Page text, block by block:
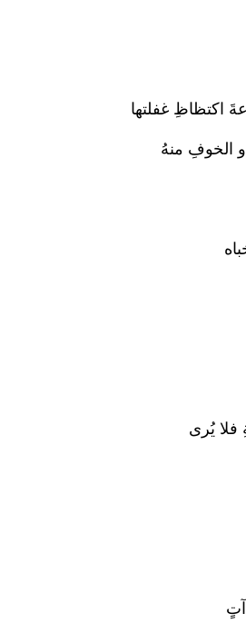
اكتظاظِ غفلتها
و الخوفِ منهُ
يُرى